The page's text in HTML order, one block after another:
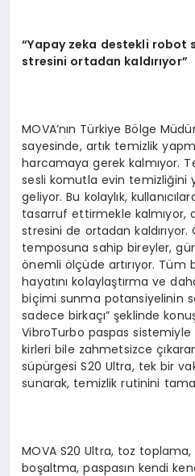
“Yapay zeka destekli robot s
stresini ortadan kaldırıyor”
MOVA’nın Türkiye Bölge
sayesinde, artık temizlik
harcamaya gerek kalmıyor.
sesli komutla evin temizliğini
geliyor. Bu kolaylık,
tasarruf ettirmekle kalmıyor,
stresini de ortadan kaldırıyor.
temposuna sahip bireyler,
önemli ölçüde artırıyor. Tüm
hayatını kolaylaştırma ve
biçimi sunma potansiyelinin
sadece birkaçı” şeklinde
VibroTurbo paspas
kirleri bile zahmetsizce
süpürgesi S20 Ultra, tek bir
sunarak, temizlik rutinini
MOVA S20 Ultra, toz
boşaltma, paspasın kendi